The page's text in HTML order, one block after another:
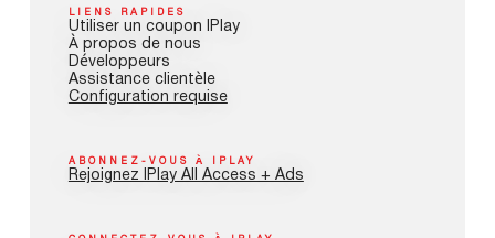
LIENS RAPIDES
Utiliser un coupon IPlay
À propos de nous
Développeurs
Assistance clientèle
Configuration requise
ABONNEZ-VOUS À IPLAY
Rejoignez IPlay All Access + Ads